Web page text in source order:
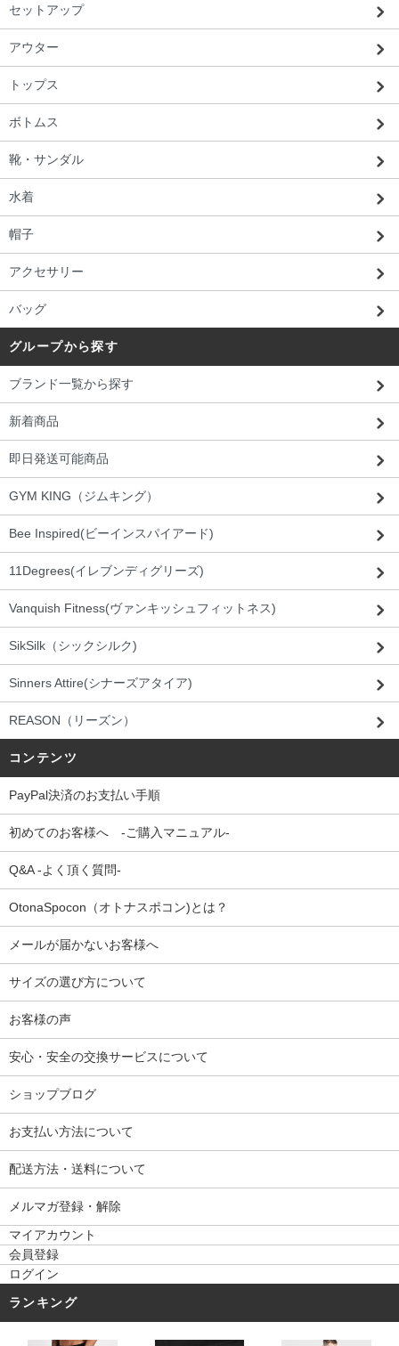
セットアップ
アウター
トップス
ボトムス
靴・サンダル
水着
帽子
アクセサリー
バッグ
グループから探す
ブランド一覧から探す
新着商品
即日発送可能商品
GYM KING（ジムキング）
Bee Inspired(ビーインスパイアード)
11Degrees(イレブンディグリーズ)
Vanquish Fitness(ヴァンキッシュフィットネス)
SikSilk（シックシルク)
Sinners Attire(シナーズアタイア)
REASON（リーズン）
コンテンツ
PayPal決済のお支払い手順
初めてのお客様へ -ご購入マニュアル-
Q&A -よく頂く質問-
OtonaSpocon（オトナスポコン)とは？
メールが届かないお客様へ
サイズの選び方について
お客様の声
安心・安全の交換サービスについて
ショップブログ
お支払い方法について
配送方法・送料について
メルマガ登録・解除
マイアカウント
会員登録
ログイン
ランキング